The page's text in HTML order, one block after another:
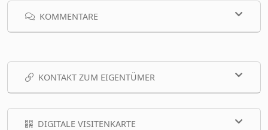
KOMMENTARE
KONTAKT ZUM EIGENTÜMER
DIGITALE VISITENKARTE